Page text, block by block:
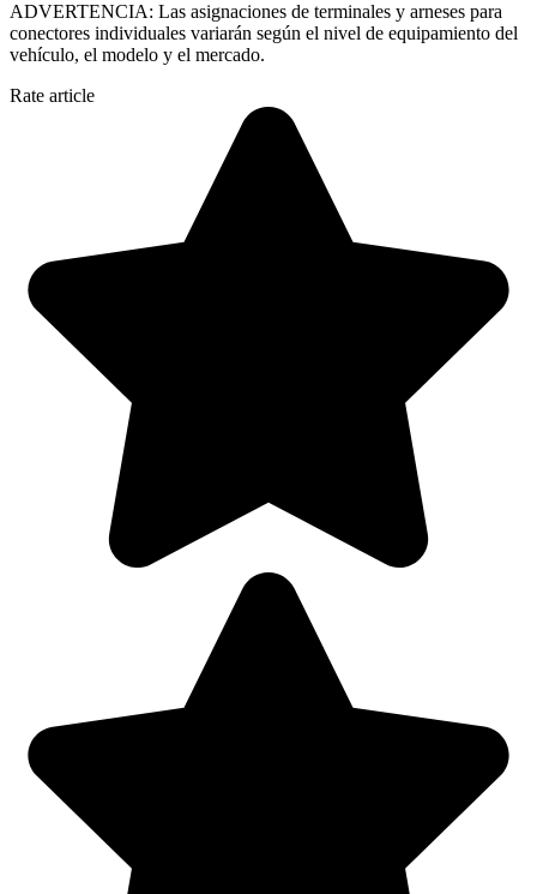
ADVERTENCIA: Las asignaciones de terminales y arneses para
conectores individuales variarán según el nivel de equipamiento del
vehículo, el modelo y el mercado.
Rate article